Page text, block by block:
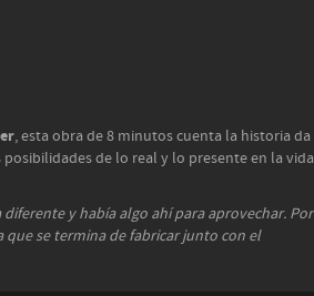
, esta obra de 8 minutos cuenta la historia da
de lo real y lo presente en la vida
y había algo ahí para aprovechar. Por
que se termina de fabricar junto con el